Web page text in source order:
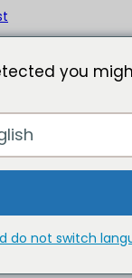
you
do not switch